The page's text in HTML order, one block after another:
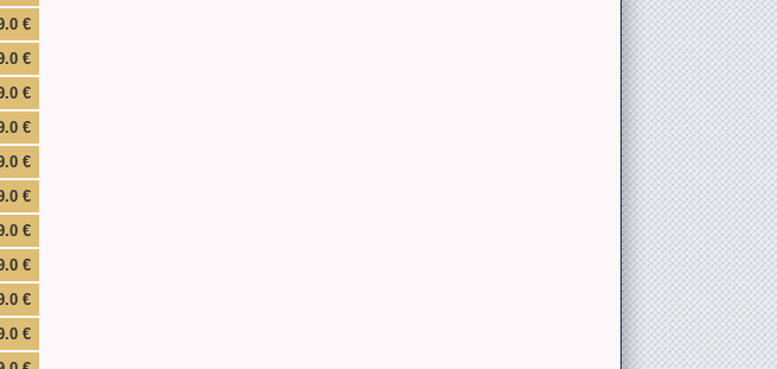
€
€
€
€
€
€
€
€
€
€